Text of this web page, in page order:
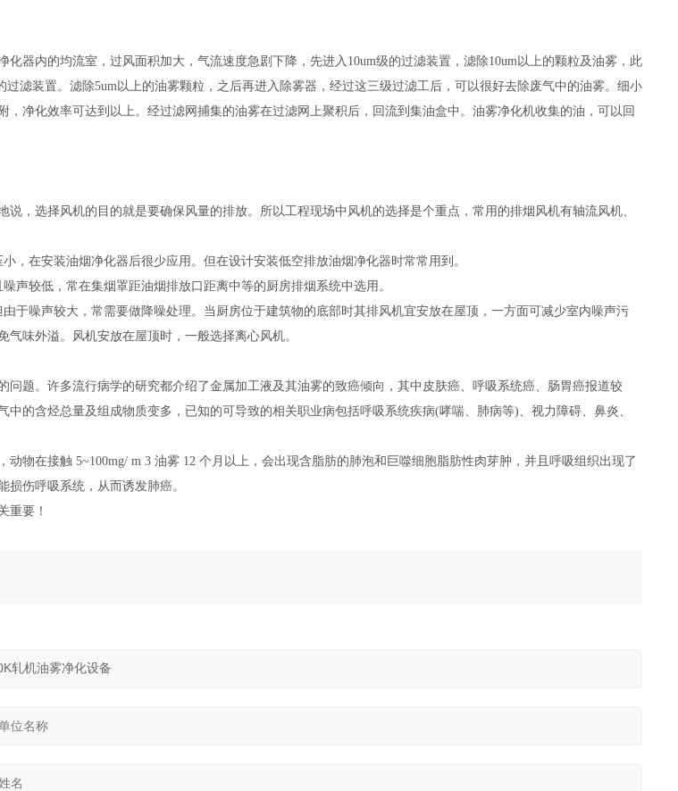
化器内的均流室，过风面积加大，气流速度急剧下降，先进入10um级的过滤装置，滤除10um以上的颗粒及油雾，此
过滤装置。滤除5um以上的油雾颗粒，之后再进入除雾器，经过这三级过滤工后，可以很好去除废气中的油雾。细小
，净化效率可达到以上。经过滤网捕集的油雾在过滤网上聚积后，回流到集油盒中。油雾净化机收集的油，可以回
说，选择风机的目的就是要确保风量的排放。所以工程现场中风机的选择是个重点，常用的排烟风机有轴流风机、
，在安装油烟净化器后很少应用。但在设计安装低空排放油烟净化器时常常用到。
声较低，常在集烟罩距油烟排放口距离中等的厨房排烟系统中选用。
于噪声较大，常需要做降噪处理。当厨房位于建筑物的底部时其排风机宜安放在屋顶，一方面可减少室内噪声污
味外溢。风机安放在屋顶时，一般选择离心风机。
问题。许多流行病学的研究都介绍了金属加工液及其油雾的致癌倾向，其中皮肤癌、呼吸系统癌、肠胃癌报道较
中的含烃总量及组成物质变多，已知的可导致的相关职业病包括呼吸系统疾病(哮喘、肺病等)、视力障碍、鼻炎、
动物在接触 5~100mg/ m 3 油雾 12 个月以上，会出现含脂肪的肺泡和巨噬细胞脂肪性肉芽肿，并且呼吸组织出现了
伤呼吸系统，从而诱发肺癌。
重要！